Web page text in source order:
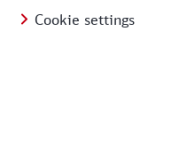
08-05 05:19